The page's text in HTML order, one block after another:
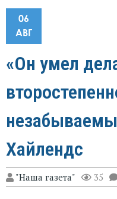
06
АВГ
«Он умел
Хайлендс
"Наша газета" 35